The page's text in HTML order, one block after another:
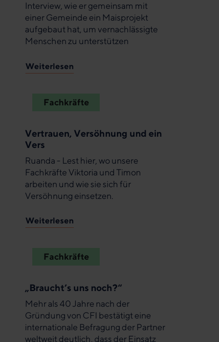
Interview, wie er gemeinsam mit
einer Gemeinde ein Maisprojekt
aufgebaut hat, um vernachlässigte
Menschen zu unterstützen
Weiterlesen
Fachkräfte
Vertrauen, Versöhnung und ein
Vers
Ruanda - Lest hier, wo unsere
Fachkräfte Viktoria und Timon
arbeiten und wie sie sich für
Versöhnung einsetzen.
Weiterlesen
Fachkräfte
„Braucht’s uns noch?“
Mehr als 40 Jahre nach der
Gründung von CFI bestätigt eine
internationale Befragung der Partner
weltweit deutlich, dass der Einsatz